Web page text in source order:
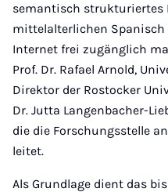
semantisch strukturiertes
mittelalterlichen
Internet frei zugänglich
Prof. Dr. Rafael Arnold,
Direktor der Rostocker
Dr. Jutta Langenbacher-
die die Forschungsstelle
leitet.
Als Grundlage dient das